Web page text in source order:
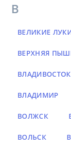
В
ВЕЛИКИЕ
ВЕРХНЯЯ
ВЛАДИВОСТОК
ВЛАДИМИР
ВОЛЖСК
ВОЛЬСК